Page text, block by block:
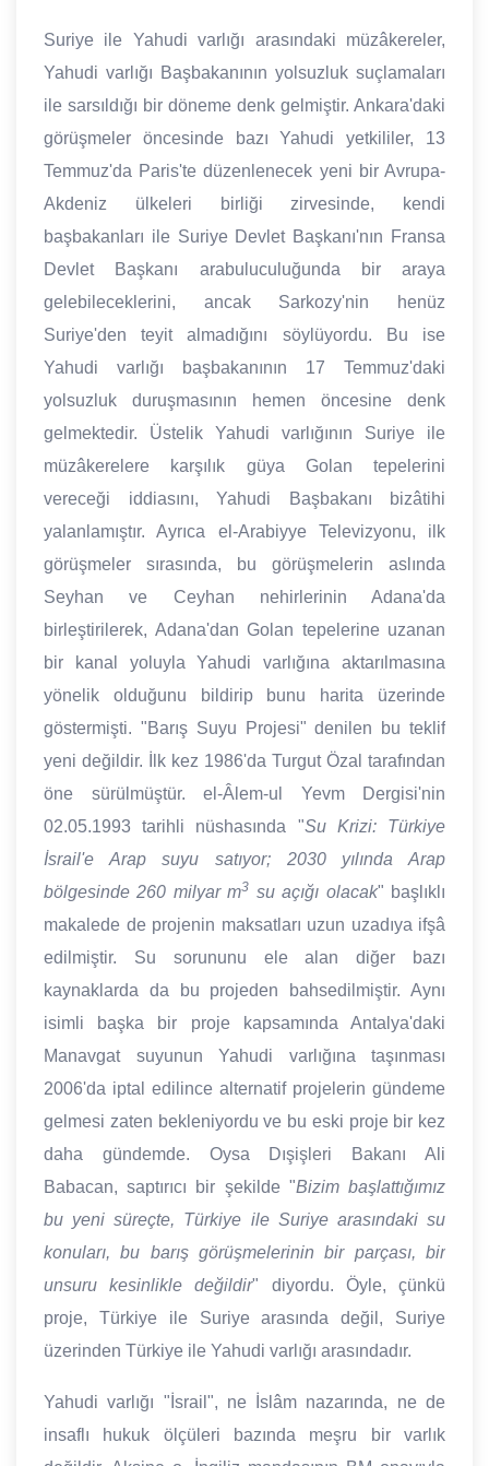
Suriye ile Yahudi varlığı arasındaki müzâkereler,
Yahudi varlığı Başbakanının yolsuzluk suçlamaları
ile sarsıldığı bir döneme denk gelmiştir. Ankara'daki
görüşmeler öncesinde bazı Yahudi yetkililer, 13
Temmuz'da Paris'te düzenlenecek yeni bir Avrupa-
Akdeniz ülkeleri birliği zirvesinde, kendi
başbakanları ile Suriye Devlet Başkanı'nın Fransa
Devlet Başkanı arabuluculuğunda bir araya
gelebileceklerini, ancak Sarkozy'nin henüz
Suriye'den teyit almadığını söylüyordu. Bu ise
Yahudi varlığı başbakanının 17 Temmuz'daki
yolsuzluk duruşmasının hemen öncesine denk
gelmektedir. Üstelik Yahudi varlığının Suriye ile
müzâkerelere karşılık güya Golan tepelerini
vereceği iddiasını, Yahudi Başbakanı bizâtihi
yalanlamıştır. Ayrıca el-Arabiyye Televizyonu, ilk
görüşmeler sırasında, bu görüşmelerin aslında
Seyhan ve Ceyhan nehirlerinin Adana'da
birleştirilerek, Adana'dan Golan tepelerine uzanan
bir kanal yoluyla Yahudi varlığına aktarılmasına
yönelik olduğunu bildirip bunu harita üzerinde
göstermişti. "Barış Suyu Projesi" denilen bu teklif
yeni değildir. İlk kez 1986'da Turgut Özal tarafından
öne sürülmüştür. el-Âlem-ul Yevm Dergisi'nin
02.05.1993 tarihli nüshasında "Su Krizi: Türkiye
İsrail'e Arap suyu satıyor; 2030 yılında Arap
bölgesinde 260 milyar m3 su açığı olacak" başlıklı
makalede de projenin maksatları uzun uzadıya ifşâ
edilmiştir. Su sorununu ele alan diğer bazı
kaynaklarda da bu projeden bahsedilmiştir. Aynı
isimli başka bir proje kapsamında Antalya'daki
Manavgat suyunun Yahudi varlığına taşınması
2006'da iptal edilince alternatif projelerin gündeme
gelmesi zaten bekleniyordu ve bu eski proje bir kez
daha gündemde. Oysa Dışişleri Bakanı Ali
Babacan, saptırıcı bir şekilde "Bizim başlattığımız
bu yeni süreçte, Türkiye ile Suriye arasındaki su
konuları, bu barış görüşmelerinin bir parçası, bir
unsuru kesinlikle değildir" diyordu. Öyle, çünkü
proje, Türkiye ile Suriye arasında değil, Suriye
üzerinden Türkiye ile Yahudi varlığı arasındadır.
Yahudi varlığı "İsrail", ne İslâm nazarında, ne de
insaflı hukuk ölçüleri bazında meşru bir varlık